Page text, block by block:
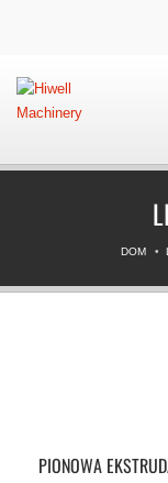
DOM
PIONOWA